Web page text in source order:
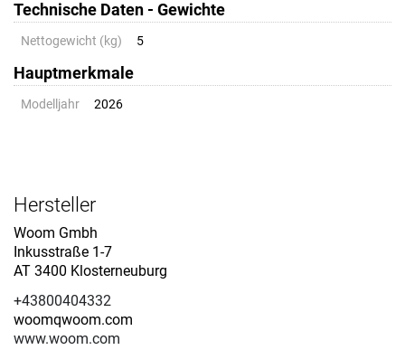
Technische Daten - Gewichte
Nettogewicht (kg) 5
Hauptmerkmale
Modelljahr 2026
Hersteller
Woom Gmbh
Inkusstraße 1-7
AT 3400 Klosterneuburg
+43800404332
woomqwoom.com
www.woom.com